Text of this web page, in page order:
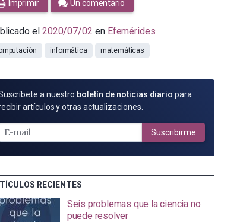
Imprimir Un comentario
el 2020/07/02 en Efemérides
informática matemáticas
MAIL
a nuestro boletín de noticias diario para
artículos y otras actualizaciones.
Suscribirme
RECIENTES
Seis problemas que la ciencia no
puede resolver